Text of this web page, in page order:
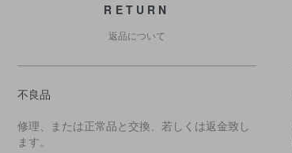
RETURN
返品について
不良品
修理、または正常品と交換、若しくは返金致し
ます。